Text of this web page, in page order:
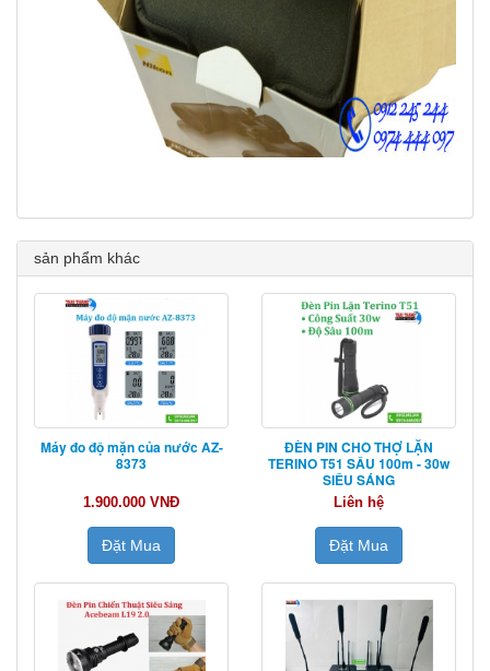
sản phẩm khác
Máy đo độ mặn của nước AZ-
8373
1.900.000 VNĐ
Đặt Mua
ĐÈN PIN CHO THỢ LẶN
TERINO T51 SÂU 100m - 30w
SIÊU SÁNG
Liên hệ
Đặt Mua